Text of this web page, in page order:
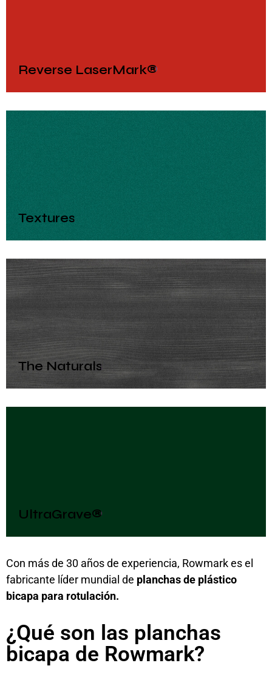
Reverse LaserMark®
Textures
The Naturals
UltraGrave®
Con más de 30 años de experiencia, Rowmark es el
fabricante líder mundial de planchas de plástico
bicapa para rotulación.
¿Qué son las planchas
bicapa de Rowmark?